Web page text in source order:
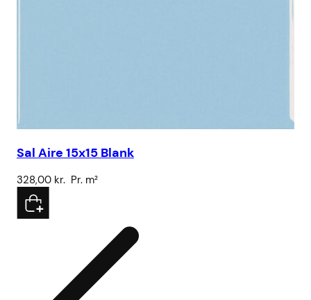
Sal Aire 15x15 Blank
328,00 kr. Pr. m²